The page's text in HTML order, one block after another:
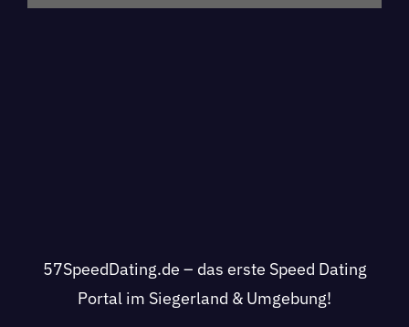
57SpeedDating.de – das erste Speed Dating
Portal im Siegerland & Umgebung!